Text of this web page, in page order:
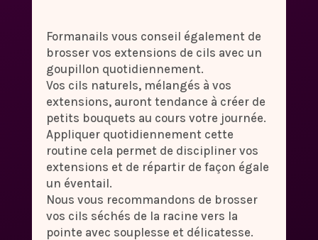
Formanails vous conseil également de
brosser vos extensions de cils avec un
goupillon quotidiennement.
Vos cils naturels, mélangés à vos
extensions, auront tendance à créer de
petits bouquets au cours votre journée.
Appliquer quotidiennement cette
routine cela permet de discipliner vos
extensions et de répartir de façon égale
un éventail.
Nous vous recommandons de brosser
vos cils séchés de la racine vers la
pointe avec souplesse et délicatesse.